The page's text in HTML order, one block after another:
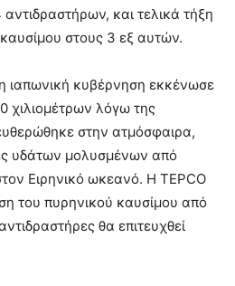
και τελικά τήξη
στους 3 εξ αυτών.
ιαπωνική κυβέρνηση εκκένωσε
χιλιομέτρων λόγω της
στην ατμόσφαιρα,
υδάτων μολυσμένων από
Ειρηνικό ωκεανό. Η TEPCO
του πυρηνικού καυσίμου από
θα επιτευχθεί